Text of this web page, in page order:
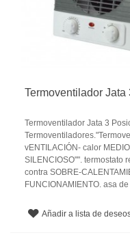
Termoventilador
Termoventilador Jata 3
vENTILACIÓN- calor
SILENCIOSO"". termostato
contra SOBRE-
FUNCIONAMIENTO. asa
Añadir a lista de